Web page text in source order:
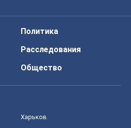
Политика
Расследования
Общество
Харьков